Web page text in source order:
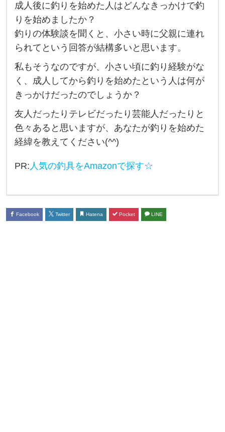
成
人
後
に
釣
り
を
始
め
た
人
ど
ん
な
成人後に釣りを始めた人はどんなきっかけで釣
りを始めましたか？
釣りの体験談を聞くと、小さい時に父親に連れ
られてという回答が結構多いと思います。
私もそうなのですが、小さい頃に釣り経験がな
く、成人してから釣りを始めたという人は何が
きっかけだったのでしょうか？
友人だったりテレビだったり芸能人だったりと
色々あると思いますが、あなたが釣りを始めた
経緯を教えてください(^^)
PR: 人気の釣具をAmazonで探す☆
Facebook Twitter Hatena Pocket LINE